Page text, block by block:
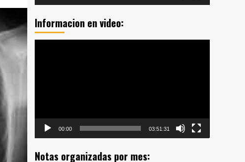
Informacion en video:
00:00 03:51:31
Notas organizadas por mes: